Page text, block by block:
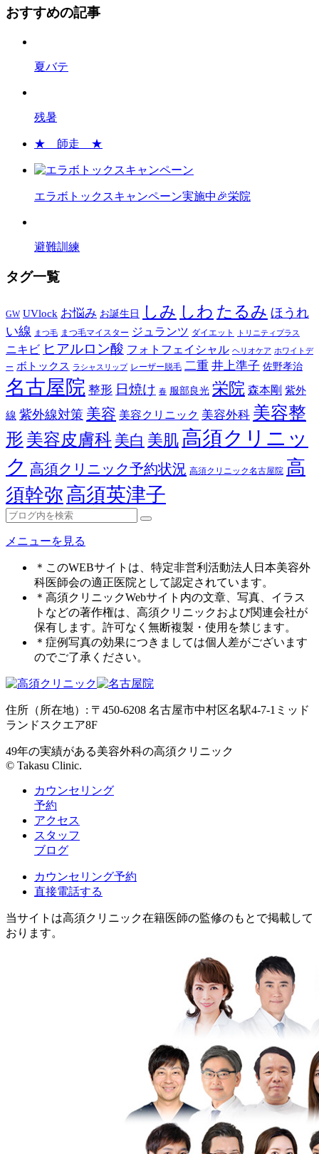
おすすめの記事
夏バテ
残暑
★ 師走 ★
エラボトックスキャンペーン実施中🎉栄院
避難訓練
タグ一覧
GW UVlock お悩み お誕生日 しみ しわ たるみ ほうれ
い線
まつ毛 まつ毛マイスター ジュランツ ダイエット トリニティプラス
ニキビ ヒアルロン酸 フォトフェイシャル ヘリオケア ホワイトデ
ー ボトックス ラシャスリップ レーザー脱毛 二重 井上準子 佐野孝治
名古屋院 整形 日焼け 春 服部良光 栄院 森本剛 紫外
線 紫外線対策 美容 美容クリニック 美容外科 美容整
形 美容皮膚科 美白 美肌 高須クリニッ
ク 高須クリニック予約状況 高須クリニック名古屋院 高
須幹弥 高須英津子
メニューを見る
＊このWEBサイトは、特定非営利活動法人日本美容外
科医師会の適正医院として認定されています。
＊高須クリニックWebサイト内の文章、写真、イラス
トなどの著作権は、高須クリニックおよび関連会社が
保有します。許可なく無断複製・使用を禁じます。
＊症例写真の効果につきましては個人差がございます
のでご了承ください。
住所（所在地）: 〒450-6208 名古屋市中村区名駅4-7-1ミッド
ランドスクエア8F
49年の実績がある美容外科の高須クリニック
© Takasu Clinic.
カウンセリング
予約
アクセス
スタッフ
ブログ
カウンセリング予約
直接電話する
当サイトは高須クリニック在籍医師の監修のもとで掲載して
おります。